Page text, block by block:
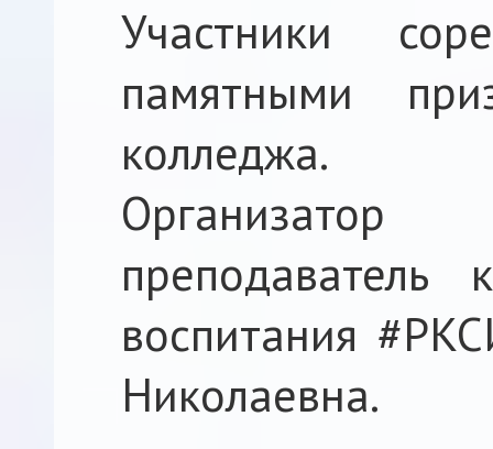
Участники
памятными
колледжа.
преподаватель
воспитания
Николаевна.